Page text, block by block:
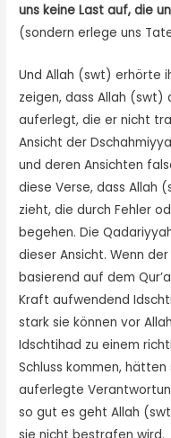
uns keine Last auf, die
(sondern erlege uns
Und Allah (swt) erhörte
zeigen, dass Allah (swt)
auferlegt, die er nicht
Ansicht der
und deren Ansichten
diese Verse, dass Allah
zieht, die durch Fehler
begehen. Die
dieser Ansicht. Wenn
basierend auf dem
Kraft aufwendend
stark sie können vor
Idschtihad zu einem
Schluss kommen,
auferlegte
so gut es geht Allah
sie nicht bestrafen wird.